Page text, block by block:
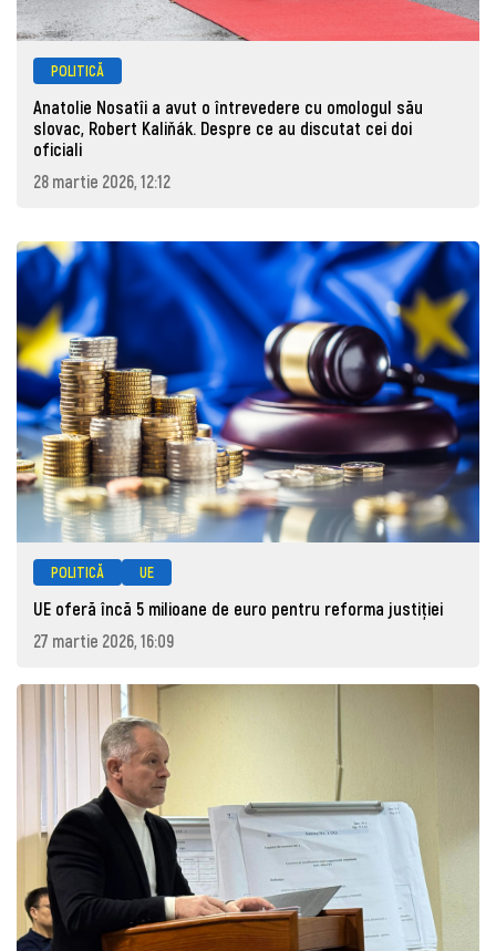
POLITICĂ
Anatolie Nosatîi a avut o întrevedere cu omologul său
slovac, Robert Kaliňák. Despre ce au discutat cei doi
oficiali
28 martie 2026, 12:12
POLITICĂ UE
UE oferă încă 5 milioane de euro pentru reforma justiției
27 martie 2026, 16:09